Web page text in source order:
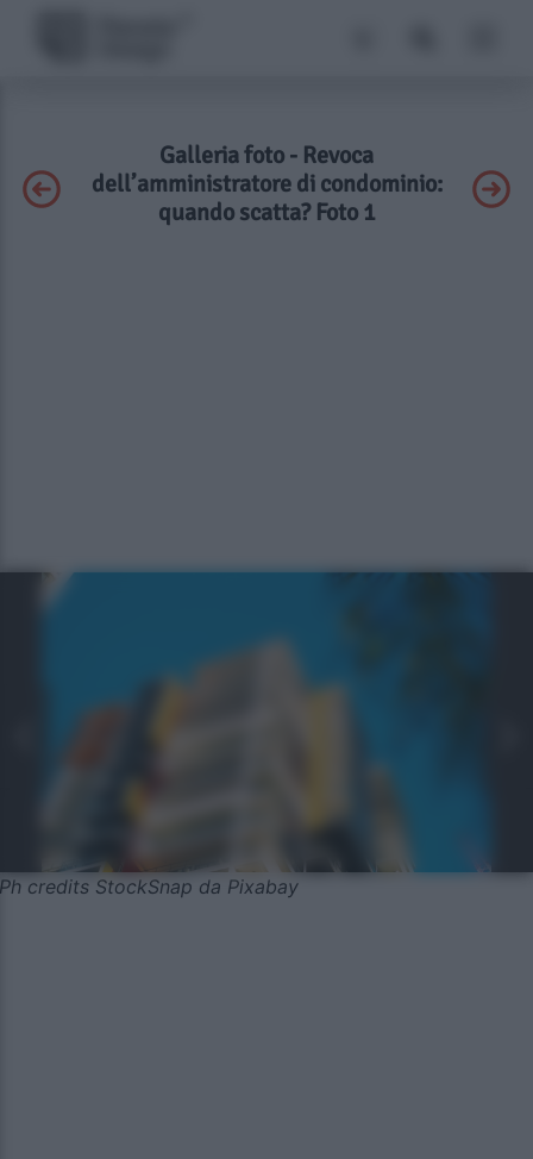
Galleria foto - Revoca
dell’amministratore di condominio:
quando scatta? Foto 1
Ph credits StockSnap da Pixabay